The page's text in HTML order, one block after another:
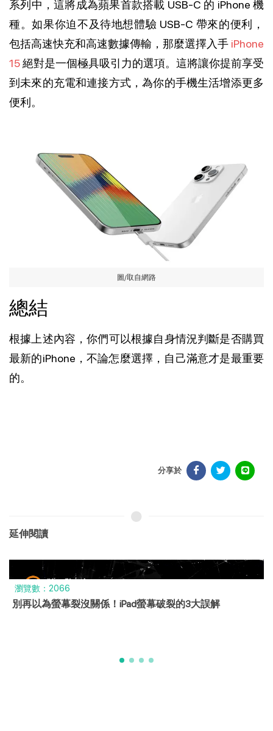
系列中，這將成為蘋果首款搭載 USB-C 的 iPhone 機
種。如果你迫不及待地想體驗 USB-C 帶來的便利，
包括高速快充和高速數據傳輸，那麼選擇入手 iPhone
15絕對是一個極具吸引力的選項。這將讓你提前享受
到未來的充電和連接方式，為你的手機生活增添更多
便利。
圖/取自網路
總結
根據上述內容，你們可以根據自身情況判斷是否購買
最新的iPhone，不論怎麼選擇，自己滿意才是最重要
的。
分享於
延伸閱讀
瀏覽數：324
iphone電池健康度迷思？電池健康度背後的真相